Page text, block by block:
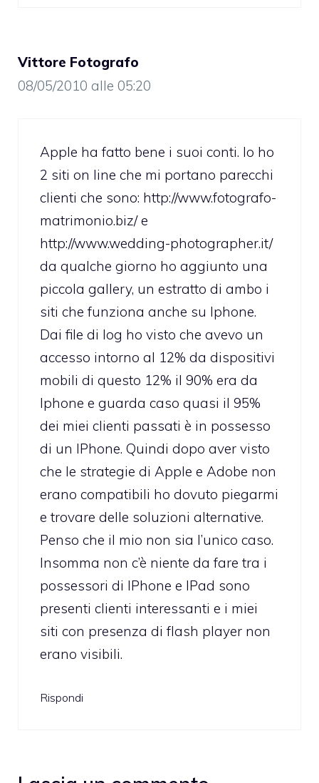
Vittore Fotografo
08/05/2010 alle 05:20
Apple ha fatto bene i suoi conti. Io ho
2 siti on line che mi portano parecchi
clienti che sono: http://www.fotografo-
matrimonio.biz/e
http://www.wedding-photographer.it/
da qualche giorno ho aggiunto una
piccola gallery, un estratto di ambo i
siti che funziona anche su Iphone.
Dai file di log ho visto che avevo un
accesso intorno al 12% da dispositivi
mobili di questo 12% il 90% era da
Iphone e guarda caso quasi il 95%
dei miei clienti passati è in possesso
di un IPhone. Quindi dopo aver visto
che le strategie di Apple e Adobe non
erano compatibili ho dovuto piegarmi
e trovare delle soluzioni alternative.
Penso che il mio non sia l’unico caso.
Insomma non c’è niente da fare tra i
possessori di IPhone e IPad sono
presenti clienti interessanti e i miei
siti con presenza di flash player non
erano visibili.
Rispondi